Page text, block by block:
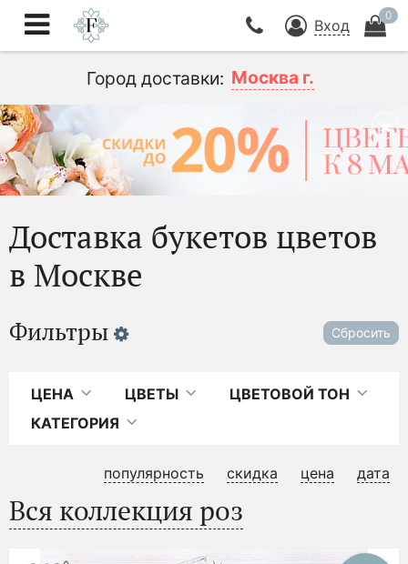
Вход
0
Город доставки: Москва г.
Доставка букетов цветов
в Москве
популярность скидка цена дата
Вся коллекция роз
Фильтры Сбросить
ЦЕНА ЦВЕТЫ
ЦВЕТОВОЙ ТОН
КАТЕГОРИЯ